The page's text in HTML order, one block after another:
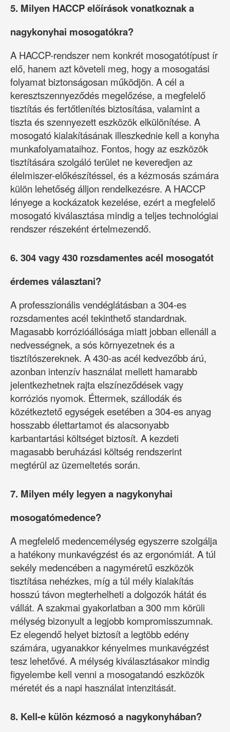
5. Milyen HACCP előírások vonatkoznak a
nagykonyhai mosogatókra?
A HACCP-rendszer nem konkrét mosogatótípust ír
elő, hanem azt követeli meg, hogy a mosogatási
folyamat biztonságosan működjön. A cél a
keresztszennyeződés megelőzése, a megfelelő
tisztítás és fertőtlenítés biztosítása, valamint a
tiszta és szennyezett eszközök elkülönítése. A
mosogató kialakításának illeszkednie kell a konyha
munkafolyamataihoz. Fontos, hogy az eszközök
tisztítására szolgáló terület ne keveredjen az
élelmiszer-előkészítéssel, és a kézmosás számára
külön lehetőség álljon rendelkezésre. A HACCP
lényege a kockázatok kezelése, ezért a megfelelő
mosogató kiválasztása mindig a teljes technológiai
rendszer részeként értelmezendő.
6. 304 vagy 430 rozsdamentes acél mosogatót
érdemes választani?
A professzionális vendéglátásban a 304-es
rozsdamentes acél tekinthető standardnak.
Magasabb korrózióállósága miatt jobban ellenáll a
nedvességnek, a sós környezetnek és a
tisztítószereknek. A 430-as acél kedvezőbb árú,
azonban intenzív használat mellett hamarabb
jelentkezhetnek rajta elszíneződések vagy
korróziós nyomok. Éttermek, szállodák és
közétkeztető egységek esetében a 304-es anyag
hosszabb élettartamot és alacsonyabb
karbantartási költséget biztosít. A kezdeti
magasabb beruházási költség rendszerint
megtérül az üzemeltetés során.
7. Milyen mély legyen a nagykonyhai
mosogatómedence?
A megfelelő medencemélység egyszerre szolgálja
a hatékony munkavégzést és az ergonómiát. A túl
sekély medencében a nagyméretű eszközök
tisztítása nehézkes, míg a túl mély kialakítás
hosszú távon megterhelheti a dolgozók hátát és
vállát. A szakmai gyakorlatban a 300 mm körüli
mélység bizonyult a legjobb kompromisszumnak.
Ez elegendő helyet biztosít a legtöbb edény
számára, ugyanakkor kényelmes munkavégzést
tesz lehetővé. A mélység kiválasztásakor mindig
figyelembe kell venni a mosogatandó eszközök
méretét és a napi használat intenzitását.
8. Kell-e külön kézmosó a nagykonyhában?